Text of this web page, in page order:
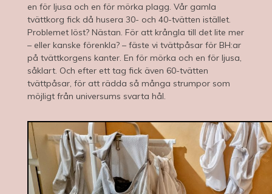
en för ljusa och en för mörka plagg. Vår gamla
tvättkorg fick då husera 30- och 40-tvätten istället.
Problemet löst? Nästan. För att krångla till det lite mer
– eller kanske förenkla? – fäste vi tvättpåsar för BH:ar
på tvättkorgens kanter. En för mörka och en för ljusa,
såklart. Och efter ett tag fick även 60-tvätten
tvättpåsar, för att rädda så många strumpor som
möjligt från universums svarta hål.